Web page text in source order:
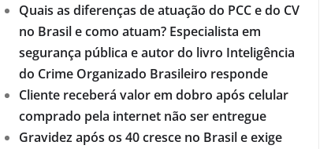
Quais as diferenças de atuação do PCC e do CV
no Brasil e como atuam? Especialista em
segurança pública e autor do livro Inteligência
do Crime Organizado Brasileiro responde
Cliente receberá valor em dobro após celular
comprado pela internet não ser entregue
Gravidez após os 40 cresce no Brasil e exige